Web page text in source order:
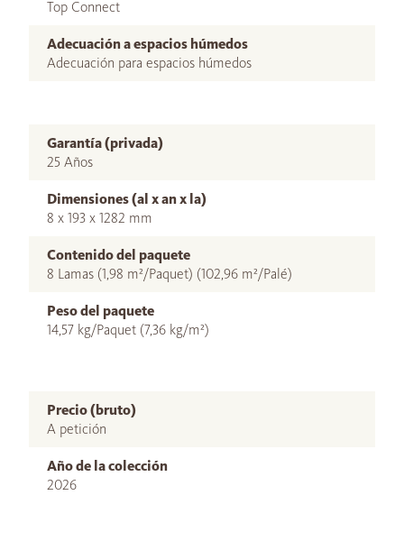
Top Connect
Adecuación a espacios húmedos
Adecuación para espacios húmedos
Garantía (privada)
25 Años
Dimensiones (al x an x la)
8 x 193 x 1282 mm
Contenido del paquete
8 Lamas (1,98 m²/Paquet) (102,96 m²/Palé)
Peso del paquete
14,57 kg/Paquet (7,36 kg/m²)
Precio (bruto)
A petición
Año de la colección
2026